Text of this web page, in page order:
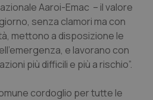
Aaroi-Emac – il valore
senza clamori ma con
mettono a disposizione le
e lavorano con
più difficili e più a rischio”.
cordoglio per tutte le